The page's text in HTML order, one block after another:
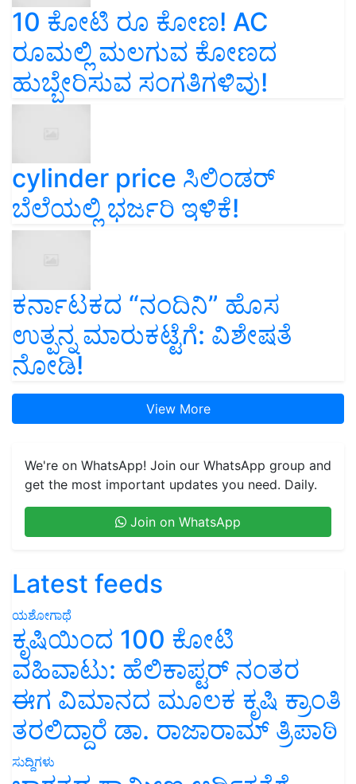
10 ಕೋಟಿ ರೂ ಕೋಣ! AC
ರೂಮಲ್ಲಿ ಮಲಗುವ ಕೋಣದ
ಹುಬ್ಬೇರಿಸುವ ಸಂಗತಿಗಳಿವು!
cylinder price ಸಿಲಿಂಡರ್‌
ಬೆಲೆಯಲ್ಲಿ ಭರ್ಜರಿ ಇಳಿಕೆ!
ಕರ್ನಾಟಕದ “ನಂದಿನಿ” ಹೊಸ
ಉತ್ಪನ್ನ ಮಾರುಕಟ್ಟೆಗೆ: ವಿಶೇಷತೆ
ನೋಡಿ!
View More
We're on WhatsApp! Join our WhatsApp group and
get the most important updates you need. Daily.
Join on WhatsApp
Latest feeds
ಯಶೋಗಾಥೆ
ಕೃಷಿಯಿಂದ 100 ಕೋಟಿ
ವಹಿವಾಟು: ಹೆಲಿಕಾಪ್ಟರ್ ನಂತರ
ಈಗ ವಿಮಾನದ ಮೂಲಕ ಕೃಷಿ ಕ್ರಾಂತಿ
ತರಲಿದ್ದಾರೆ ಡಾ. ರಾಜಾರಾಮ್ ತ್ರಿಪಾಠಿ
ಸುದ್ದಿಗಳು